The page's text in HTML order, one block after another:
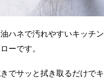
ハネで汚れやすいキッチ
ーです。
でサッと拭き取るだけで